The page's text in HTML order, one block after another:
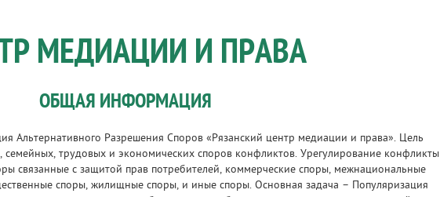
МЕДИАЦИИ И ПРАВА
ОБЩАЯ ИНФОРМАЦИЯ
Альтернативного Разрешения Споров «Рязанский центр медиации и права». Цель
семейных, трудовых и экономических споров конфликтов. Урегулирование конфликты
связанные с защитой прав потребителей, коммерческие споры, межнациональные
споры, жилищные споры, и иные споры. Основная задача – Популяризация